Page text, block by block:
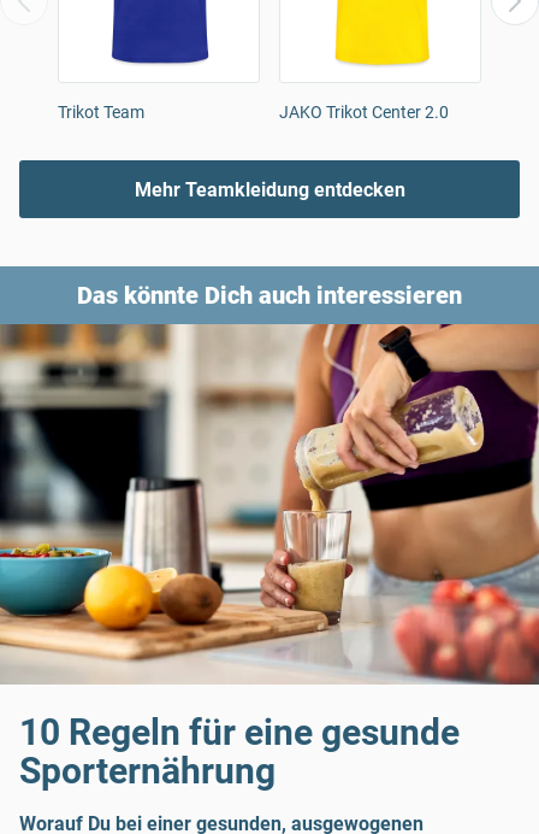
Trikot Team JAKO Trikot Center 2.0
Mehr Teamkleidung entdecken
Das könnte Dich auch interessieren
10 Regeln für eine gesunde
Sporternährung
Worauf Du bei einer gesunden, ausgewogenen